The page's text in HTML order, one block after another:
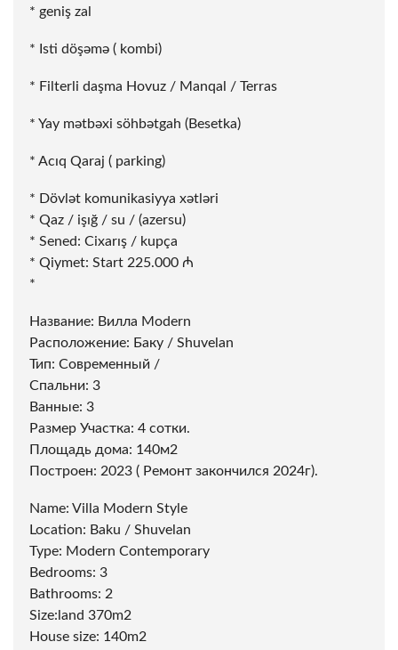
* geniş zal
* Isti döşəmə ( kombi)
* Filterli daşma Hovuz / Manqal / Terras
* Yay mətbəxi söhbətgah (Besetka)
* Acıq Qaraj ( parking)
* Dövlət komunikasiyya xətləri
* Qaz / işığ / su / (azersu)
* Sened: Cixarış / kupça
* Qiymet: Start 225.000 ₼
*
Название: Вилла Modern
Расположение: Баку / Shuvelan
Тип: Современный /
Спальни: 3
Ванные: 3
Размер Участка: 4 сотки.
Площадь дома: 140м2
Построен: 2023 ( Ремонт закончился 2024г).
Name: Villa Modern Style
Location: Baku / Shuvelan
Type: Modern Contemporary
Bedrooms: 3
Bathrooms: 2
Size:land 370m2
House size: 140m2